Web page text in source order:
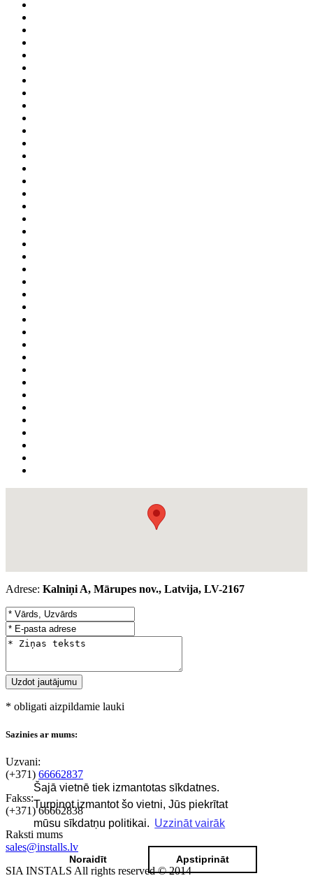
Šajā vietnē tiek izmantotas sīkdatnes.
Turpinot izmantot šo vietni, Jūs piekrītat
mūsu sīkdatņu politikai. Uzzināt vairāk
Noraidīt Apstiprināt
Adrese: Kalniņi A, Mārupes nov., Latvija, LV-2167
* obligati aizpildamie lauki
Sazinies ar mums:
Uzvani:
(+371) 66662837
Fakss:
(+371)66662838
Raksti mums
sales@installs.lv
SIA INSTALS All rights reserved © 2014